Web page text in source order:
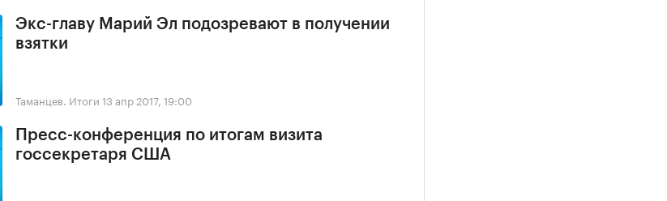
Экс-главу Марий Эл подозревают в получении
взятки
Таманцев. Итоги 13 апр 2017, 19:00
Пресс-конференция по итогам визита
госсекретаря США